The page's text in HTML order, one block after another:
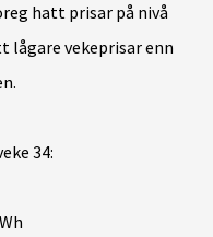
hatt prisar på nivå
lågare vekeprisar enn
34: